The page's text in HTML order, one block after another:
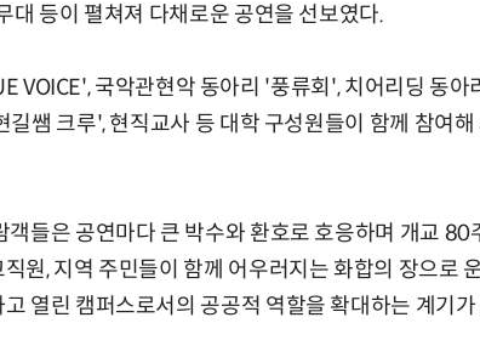
대 등이 펼쳐져 다채로운 공연을 선보였다.
VOICE', 국악관현악 동아리 '풍류회', 치어리딩 동
길쌤 크루', 현직교사 등 대학 구성원들이 함께 참여
객들은 공연마다 큰 박수와 환호로 호응하며 개교 80
원, 지역 주민들이 함께 어우러지는 화합의 장으로
열린 캠퍼스로서의 공공적 역할을 확대하는 계기가